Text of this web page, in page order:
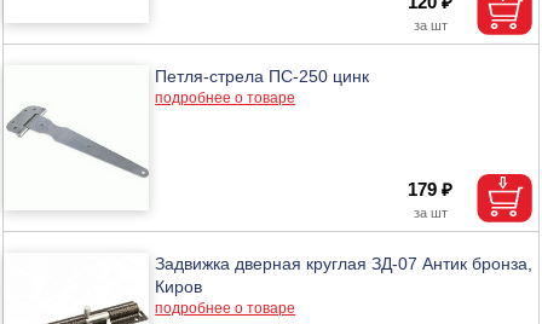
Петля-стрела ПС-250 цинк
подробнее о товаре
179 ₽
Задвижка дверная круглая ЗД-07 Антик бронза,
Киров
подробнее о товаре